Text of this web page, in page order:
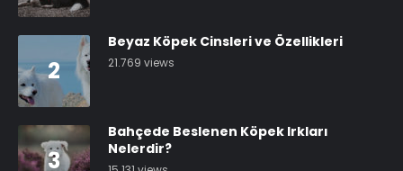
2
Beyaz Köpek Cinsleri ve Özellikleri
21.769 views
3
Bahçede Beslenen Köpek Irkları
Nelerdir?